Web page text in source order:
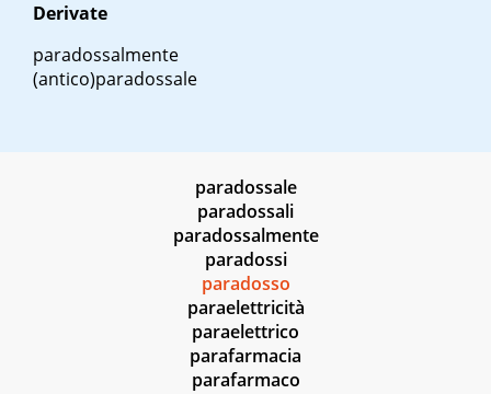
Derivate
paradossalmente
(antico)paradossale
paradossale
paradossali
paradossalmente
paradossi
paradosso
paraelettricità
paraelettrico
parafarmacia
parafarmaco